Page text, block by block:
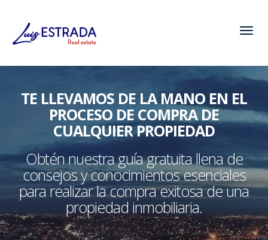
TE LLEVAMOS DE LA MANO EN EL
PROCESO DE COMPRA DE
CUALQUIER PROPIEDAD
Obtén nuestra guía gratuita llena de
consejos y conocimientos esenciales
para realizar la compra exitosa de una
propiedad inmobiliaria.